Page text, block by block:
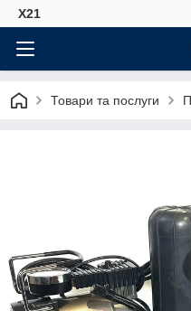
Х21
Товари та послуги